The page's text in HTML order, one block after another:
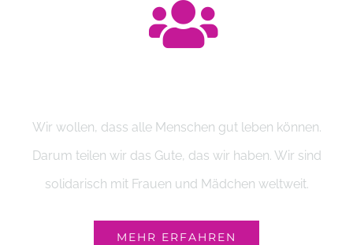
Wir wollen, dass alle Menschen gut leben können.
Darum teilen wir das Gute, das wir haben. Wir sind
solidarisch mit Frauen und Mädchen weltweit.
MEHR ERFAHREN